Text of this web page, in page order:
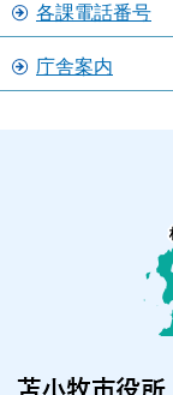
各課電話番号
庁舎案内